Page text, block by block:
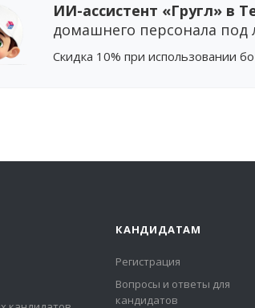
ИИ-ассистент «Гругл» в
домашнего персонала
Cкидка 10% при использовании
КАНДИДАТАМ
Регистрация
Вопросы и ответы для
кандидатов